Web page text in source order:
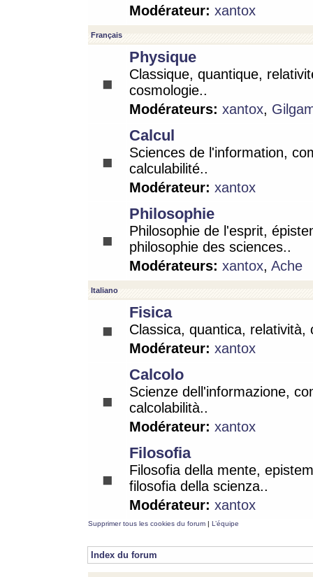
Modérateur: xantox
Français
Physique
Classique, quantique,
cosmologie..
Modérateurs: xantox,
Calcul
Sciences de l'information,
calculabilité..
Modérateur: xantox
Philosophie
Philosophie de l'esprit,
philosophie des sciences..
Modérateurs: xantox, Ache
Italiano
Fisica
Classica, quantica, relatività,
Modérateur: xantox
Calcolo
Scienze dell'informazione,
calcolabilità..
Modérateur: xantox
Filosofia
Filosofia della mente,
filosofia della scienza..
Modérateur: xantox
Supprimer tous les cookies du forum | L’équipe
Index du forum